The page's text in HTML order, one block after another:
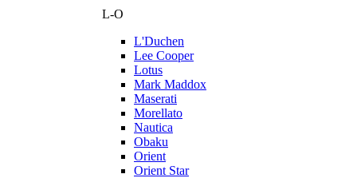
L-O
L'Duchen
Lee Cooper
Lotus
Mark Maddox
Maserati
Morellato
Nautica
Obaku
Orient
Orient Star